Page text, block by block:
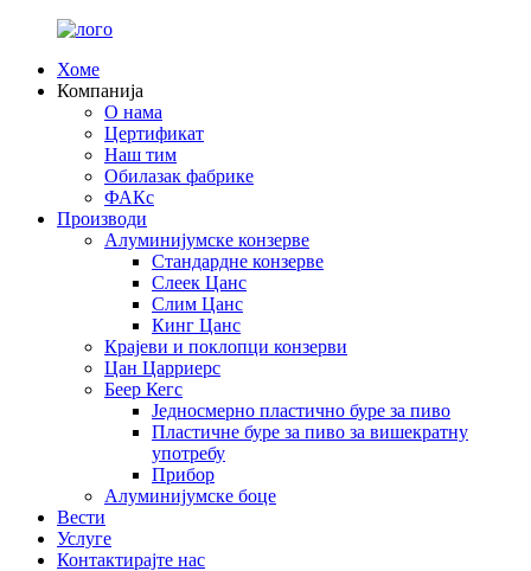
Хоме
Компанија
О нама
Цертификат
Наш тим
Обилазак фабрике
ФАКс
Производи
Алуминијумске конзерве
Стандардне конзерве
Слеек Цанс
Слим Цанс
Кинг Цанс
Крајеви и поклопци конзерви
Цан Царриерс
Беер Кегс
Једносмерно пластично буре за пиво
Пластичне буре за пиво за вишекратну
употребу
Прибор
Алуминијумске боце
Вести
Услуге
Контактирајте нас